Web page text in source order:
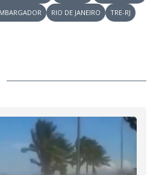
RIO DE JANEIRO
TRE-RJ